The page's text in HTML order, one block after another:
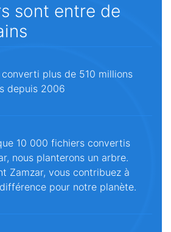
sont entre de
converti plus de 510 millions
depuis 2006
10 000 fichiers convertis
nous planterons un arbre.
Zamzar, vous contribuez à
pour notre planète.